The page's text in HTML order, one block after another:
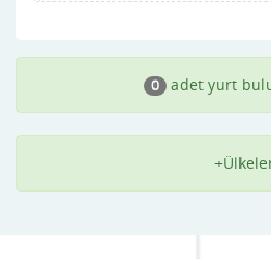
Kız Pansiyonları
0 adet yurt